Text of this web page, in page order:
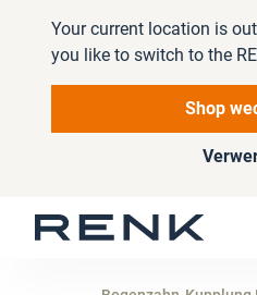
Your current location is
you like to switch to the
Shop